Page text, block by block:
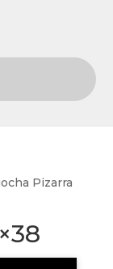
Pizarra